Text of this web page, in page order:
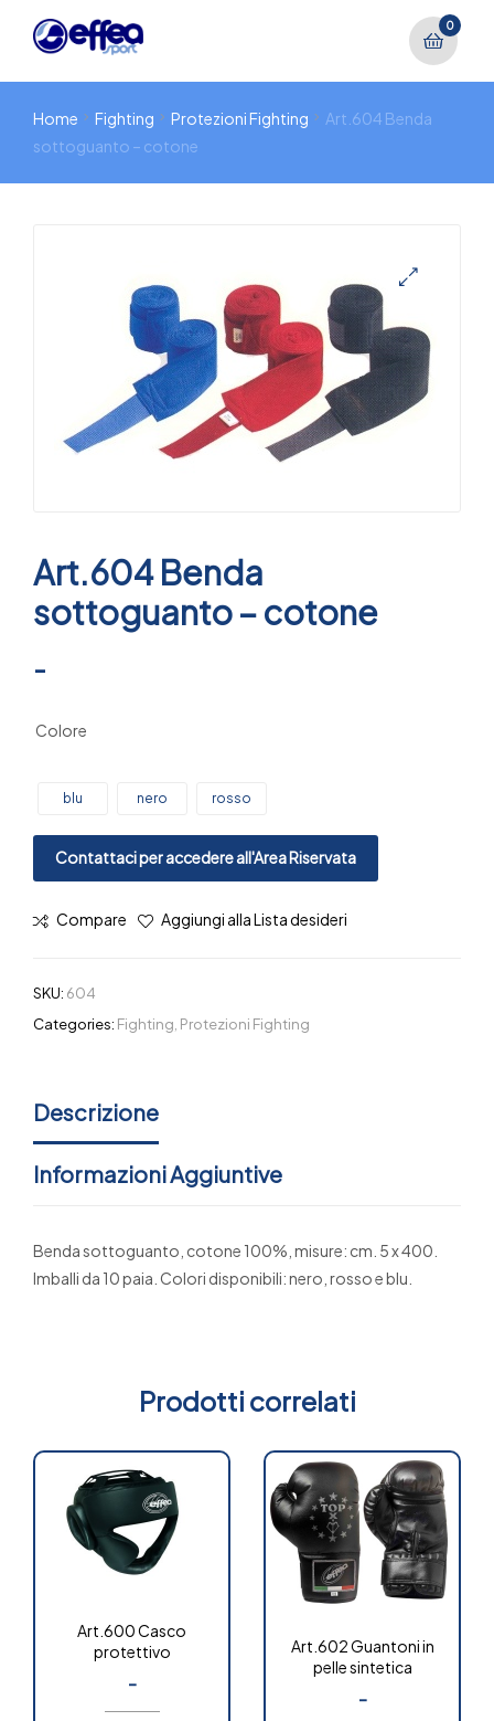
0
Home Fighting Protezioni Fighting
Art.604 Benda
sottoguanto – cotone
Art.604 Benda
sottoguanto – cotone
-
Colore
blu nero rosso
Contattaci per accedere all'Area Riservata
Compare Aggiungi alla Lista desideri
SKU: 604
Categories: Fighting Protezioni Fighting
Descrizione
Informazioni Aggiuntive
Benda sottoguanto, cotone 100%, misure: cm. 5 x 400.
Imballi da 10 paia. Colori disponibili: nero, rosso e blu.
Prodotti correlati
Art.600 Casco
protettivo
-
Art.602 Guantoni in
pelle sintetica
-